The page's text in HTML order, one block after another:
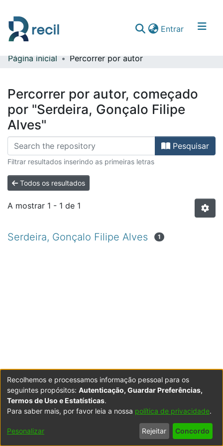
Entrar(current)
Comunidades & Coleções
Página inicial Percorrer por autor
Percorrer por autor, começado
por "Serdeira, Gonçalo Filipe
Alves"
Pesquisar
Filtrar resultados inserindo as primeiras letras
Todos os resultados
A mostrar 1 - 1 de 1
Serdeira, Gonçalo Filipe Alves 1
Powered by DSpace Copyright © 2003-2026LYRASIS
Configurações
Política de
Privacidade
Termos
de Uso
Contacte-
nos
Recolhemos e processamos informação pessoal para os
seguintes propósitos: Autenticação, Guardar Preferências,
Termos de Uso e Estatísticas.
Para saber mais, por favor leia a nossa política de privacidade.
Pesonalizar Rejeitar Concordo